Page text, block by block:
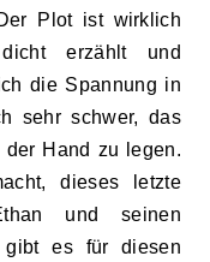
Plot ist wirklich
erzählt und
die Spannung in
sehr schwer, das
Hand zu legen.
dieses letzte
und seinen
gibt es für diesen